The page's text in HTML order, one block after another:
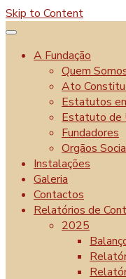
Skip to Content
A Fundação
Quem
Ato
Estatutos
Estatuto de
Fundadores
Orgãos
Instalações
Galeria
Contactos
Relatórios de
2025